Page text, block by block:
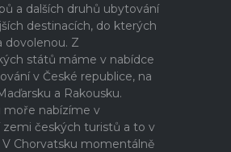
a dalších druhů ubytování
destinacích, do kterých
dovolenou. Z
států máme v nabídce
v České republice, na
a Rakousku.
moře nabízíme v
zemi českých turistů a to v
V Chorvatsku momentálně